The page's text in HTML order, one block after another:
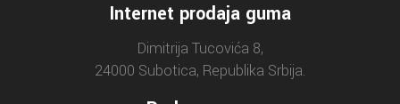
Internet prodaja guma
Dimitrija Tucovića 8,
24000 Subotica, Republika Srbija.